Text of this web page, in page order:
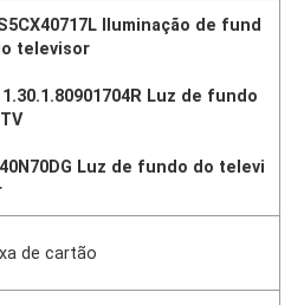
Iluminação de fund
televisor
Luz de fundo
Luz de fundo do televi
de cartão